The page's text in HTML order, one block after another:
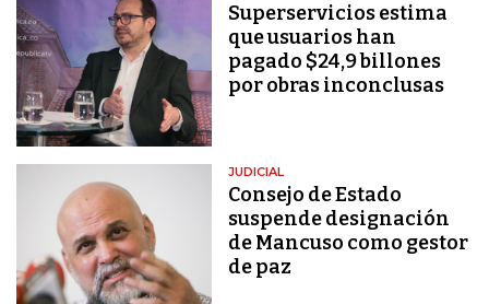
Superservicios estima
que usuarios han
pagado $24,9 billones
por obras inconclusas
JUDICIAL
Consejo de Estado
suspende designación
de Mancuso como gestor
de paz